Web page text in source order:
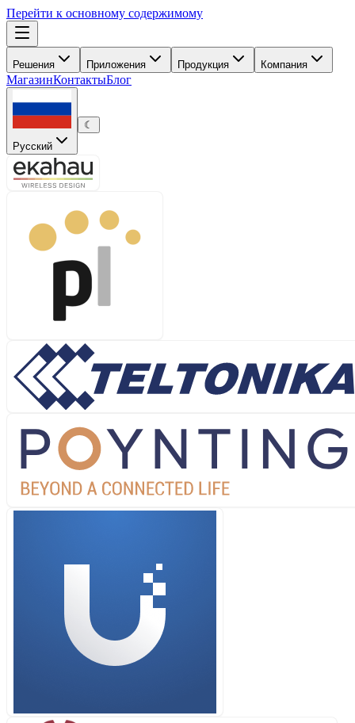
Перейти к основному содержимому
Решения Приложения Продукция Компания
МагазинКонтактыБлог
Русский
☾